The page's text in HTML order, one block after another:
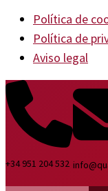
Política de
Política de
Aviso legal
+34 951 204 532